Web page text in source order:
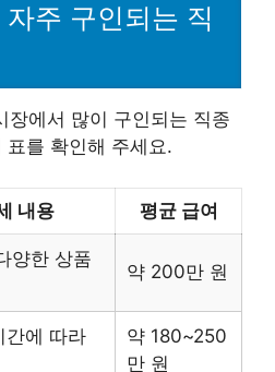
주 구인되는 직
장에서 많이 구인되는 직종
표를 확인해 주세요.
내용 평균 급여
양한 상품
약 200만 원
간에 따라
약 180~250
만 원